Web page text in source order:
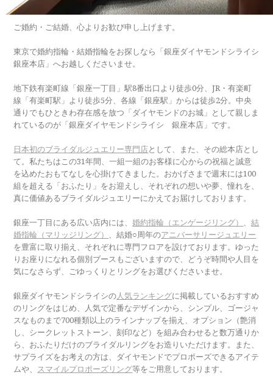
ご婚約・ご結婚、心よりお歓び申し上げます。
東京で婚約指輪・結婚指輪をお探しなら「銀座ダイヤモンドシライシ
銀座本店」へお越しくださいませ。
地下鉄有楽町線「銀座一丁目」駅8番出口より徒歩0分、JR・有楽町
線「有楽町駅」より徒歩5分、各線「銀座駅」からは徒歩2分。中央
通りでもひときわ存在感を放つ「ダイヤモンドのお城」として親しま
れているのが「銀座ダイヤモンドシライシ 銀座本店」です。
日本初のブライダルジュエリー専門店として、また、その総本店とし
て。私たちはこの31年間、一組一組のお客様に心からの祝福と誠意
を込めたおもてなしを心掛けてきました。おかげさまで週末には100
組を超える「おふたり」をお迎えし、それぞれの想いや夢、憧れを、
真に価値あるブライダルジュエリーにかえてお届けしております。
銀座一丁目にある広い店内には、 婚約指輪（エンゲージリング） 、結
婚指輪（マリッジリング）
、結婚○周年のアニバーサリージュエリー
を豊富に取り揃え、それぞれに専門フロアを設けております。ゆった
りお座りになれる個別ブースもございますので、どうぞ時間や人目を
気になさらず、ごゆっくりとリングをお選びくださいませ。
銀座ダイヤモンドシライシの人気ランキングに掲載しているおすすめ
のリングをはじめ、人気で定番なデザインから、シンプル、ゴージャ
スなものまで700種類以上のラインナップを揃え、オプション（艶消
し、シークレットストーン、刻印など）を組み合わせると数万通りか
ら、おふたりだけのブライダルリングをお造りいただけます。また、
サプライズをお考えの方は、ダイヤモンドでプロポーズできるアイテ
ムや、 スマイルプロポーズリング等をご用意しております。